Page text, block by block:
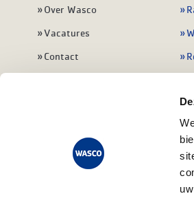
Over Wasco
Vacatures
Contact
Veelgestelde vragen